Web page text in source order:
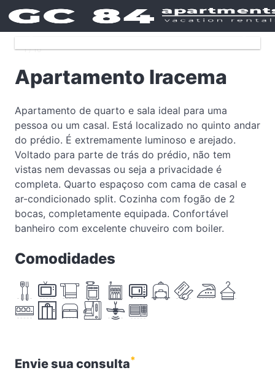
1 / 10
Apartamento Iracema
Apartamento de quarto e sala ideal para uma
pessoa ou um casal. Está localizado no quinto andar
do prédio. É extremamente luminoso e arejado.
Voltado para parte de trás do prédio, não tem
vistas nem devassas ou seja a privacidade é
completa. Quarto espaçoso com cama de casal e
ar-condicionado split. Cozinha com fogão de 2
bocas, completamente equipada. Confortável
banheiro com excelente chuveiro com boiler.
Comodidades
Envie sua consulta*